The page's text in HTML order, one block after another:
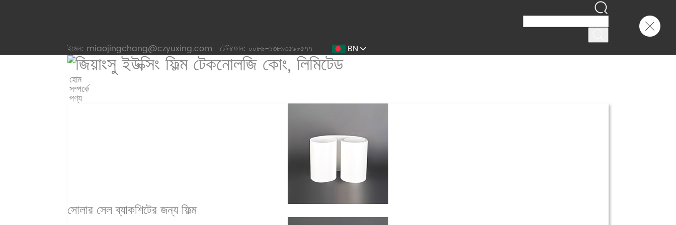
ইমেল: miaojingchang@czyuxing.com টেলিফোন: ০০৮৬-১৩৮১৩৫৯৮৫৭৭ BN
হোম
সম্পর্কে
পণ্য
সোলার সেল ব্যাকশিটের জন্য ফিল্ম